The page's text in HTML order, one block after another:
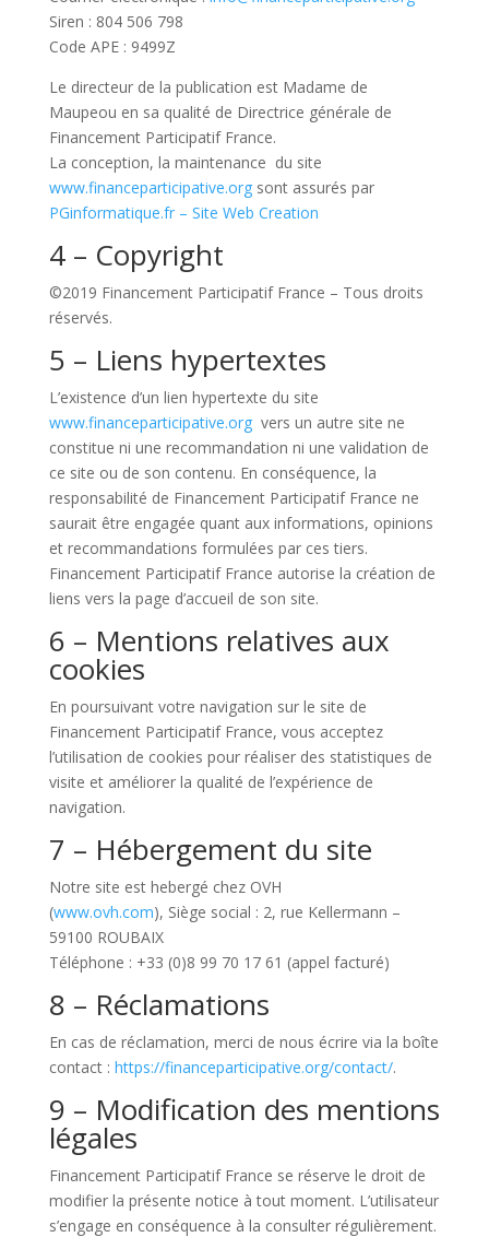
Siren : 804 506 798
Code APE : 9499Z
Le directeur de la publication est Madame de
Maupeou en sa qualité de Directrice générale de
Financement Participatif France.
La conception, la maintenance du site
www.financeparticipative.orgsont assurés par
PGinformatique.fr – Site Web Creation
4 – Copyright
©2019 Financement Participatif France – Tous droits
réservés.
5 – Liens hypertextes
L’existence d’un lien hypertexte du site
www.financeparticipative.orgvers un autre site ne
constitue ni une recommandation ni une validation de
ce site ou de son contenu. En conséquence, la
responsabilité de Financement Participatif France ne
saurait être engagée quant aux informations, opinions
et recommandations formulées par ces tiers.
Financement Participatif France autorise la création de
liens vers la page d’accueil de son site.
6 – Mentions relatives aux
cookies
En poursuivant votre navigation sur le site de
Financement Participatif France, vous acceptez
l’utilisation de cookies pour réaliser des statistiques de
visite et améliorer la qualité de l’expérience de
navigation.
7 – Hébergement du site
Notre site est hebergé chez OVH
(www.ovh.com), Siège social : 2, rue Kellermann –
59100 ROUBAIX
Téléphone : +33 (0)8 99 70 17 61 (appel facturé)
8 – Réclamations
En cas de réclamation, merci de nous écrire via la boîte
contact : https://financeparticipative.org/contact/.
9 – Modification des mentions
légales
Financement Participatif France se réserve le droit de
modifier la présente notice à tout moment. L’utilisateur
s’engage en conséquence à la consulter régulièrement.